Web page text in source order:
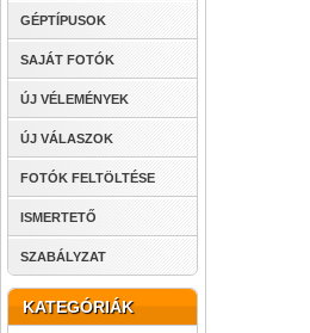
GÉPTÍPUSOK
SAJÁT FOTÓK
ÚJ VÉLEMÉNYEK
ÚJ VÁLASZOK
FOTÓK FELTÖLTÉSE
ISMERTETŐ
SZABÁLYZAT
KATEGÓRIÁK